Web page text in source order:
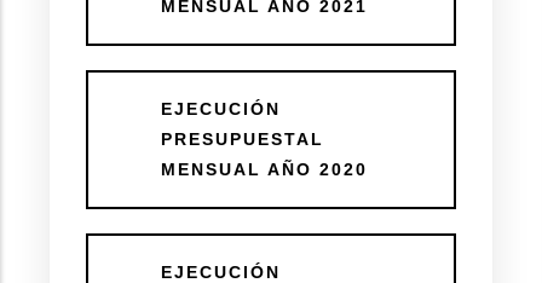
MENSUAL AÑO 2021
EJECUCIÓN
PRESUPUESTAL
MENSUAL AÑO 2020
EJECUCIÓN